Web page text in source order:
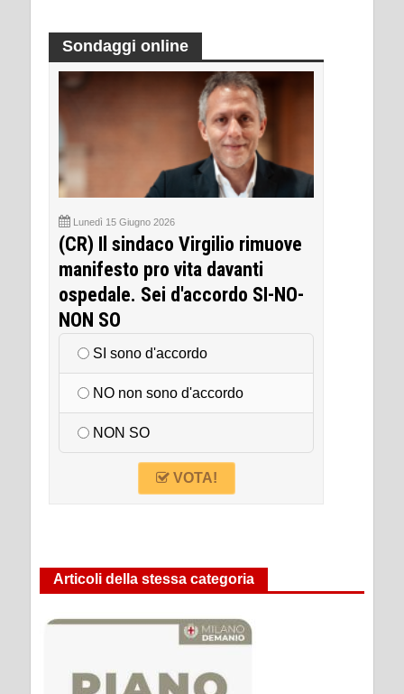
Sondaggi online
Lunedì 15 Giugno 2026
(CR) Il sindaco Virgilio rimuove
manifesto pro vita davanti
ospedale. Sei d'accordo SI-NO-
NON SO
SI sono d'accordo
NO non sono d'accordo
NON SO
VOTA!
Articoli della stessa categoria